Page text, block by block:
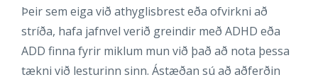
Þeir sem eiga við athyglisbrest eða ofvirkni að
stríða, hafa jafnvel verið greindir með ADHD eða
ADD finna fyrir miklum mun við það að nota þessa
tækni við lesturinn sinn. Ástæðan sú að aðferðin